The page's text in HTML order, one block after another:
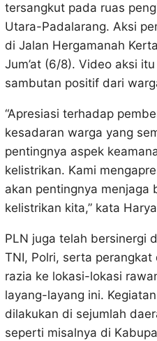
tersangkut pada ruas
Utara-Padalarang. Aksi
di Jalan Hergamanah
Jum’at (6/8). Video aksi
sambutan positif dari
“Apresiasi terhadap
kesadaran warga yang
pentingnya aspek
kelistrikan. Kami
akan pentingnya menjaga
kelistrikan kita,” kata
PLN juga telah bersinergi
TNI, Polri, serta
razia ke lokasi-lokasi
layang-layang ini.
dilakukan di sejumlah
seperti misalnya di